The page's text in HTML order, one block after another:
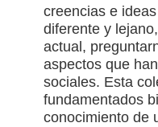
creencias e
diferente y
actual,
aspectos que
sociales. Esta
fundamentados
conocimiento de